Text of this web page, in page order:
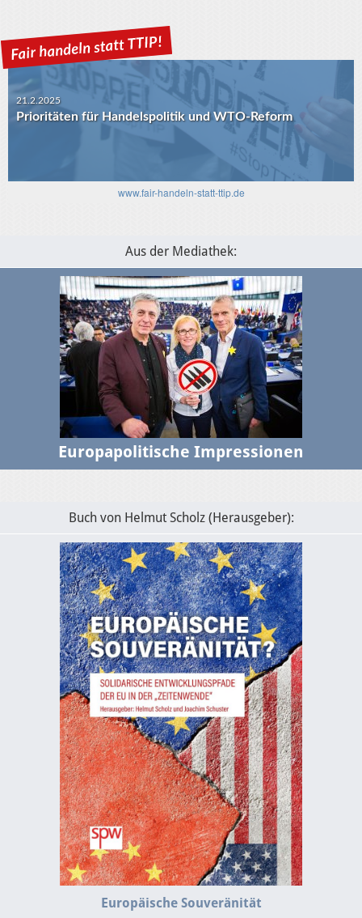
Prioritäten für Handelspolitik und WTO-Reform
USA-EU: Die Algorithmen und das transatlantische
www.fair-handeln-statt-ttip.de
Aus der Mediathek:
Europapolitische Impressionen
Buch von Helmut Scholz (Herausgeber):
Europäische Souveränität